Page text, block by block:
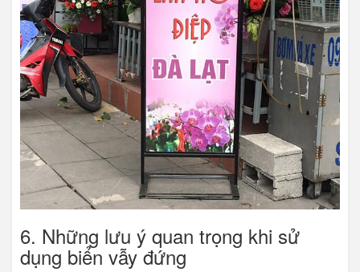
6. Những lưu ý quan trọng khi sử
dụng biển vẫy đứng